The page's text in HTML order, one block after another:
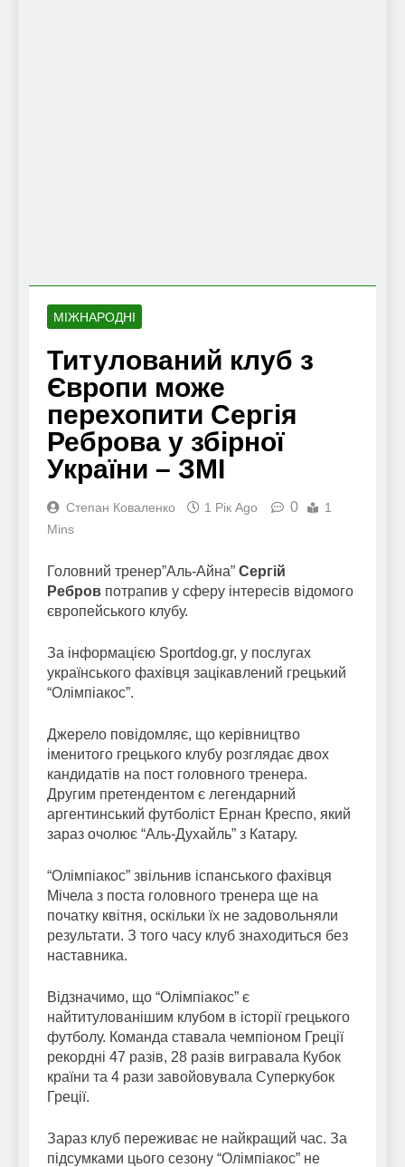
МІЖНАРОДНІ
Титулований клуб з
Європи може
перехопити Сергія
Реброва у збірної
України – ЗМІ
Степан Коваленко 1 Рік Ago 0
1
Mins
Головний тренер”Аль-Айна” Сергій
Ребров потрапив у сферу інтересів відомого
європейського клубу.
За інформацією Sportdog.gr, у послугах
українського фахівця зацікавлений грецький
“Олімпіакос”.
Джерело повідомляє, що керівництво
іменитого грецького клубу розглядає двох
кандидатів на пост головного тренера.
Другим претендентом є легендарний
аргентинський футболіст Ернан Креспо, який
зараз очолює “Аль-Духайль” з Катару.
“Олімпіакос” звільнив іспанського фахівця
Мічела з поста головного тренера ще на
початку квітня, оскільки їх не задовольняли
результати. З того часу клуб знаходиться без
наставника.
Відзначимо, що “Олімпіакос” є
найтитулованішим клубом в історії грецького
футболу. Команда ставала чемпіоном Греції
рекордні 47 разів, 28 разів вигравала Кубок
країни та 4 рази завойовувала Суперкубок
Греції.
Зараз клуб переживає не найкращий час. За
підсумками цього сезону “Олімпіакос” не